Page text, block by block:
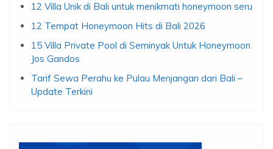
12 Villa Unik di Bali untuk menikmati honeymoon seru
12 Tempat Honeymoon Hits di Bali 2026
15 Villa Private Pool di Seminyak Untuk Honeymoon
Jos Gandos
Tarif Sewa Perahu ke Pulau Menjangan dari Bali –
Update Terkini